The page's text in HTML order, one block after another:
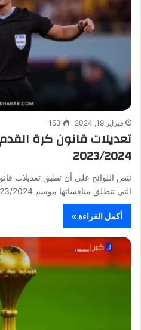
فبراير 19, 2024 153
تعديلات قانون كرة
2023/2024
تنص اللوائح على أن تطبق تعديلات
التي تنطلق منافساتها موسم 2023/2024، أما البطولات التي…
أكمل القراءة »